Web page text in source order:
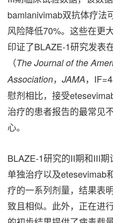
bamlanivimab双抗体疗法
风险降低70%。这些在更
印证了BLAZE-1研究发表
（The Journal of the
Association， JAMA，
慰剂相比，接受
治疗的患者报告的最常见
心。
BLAZE-1研究的II期和III
单独治疗以及etesevimab
疗的一系列剂量，结果表
致且相似。此外，正在进